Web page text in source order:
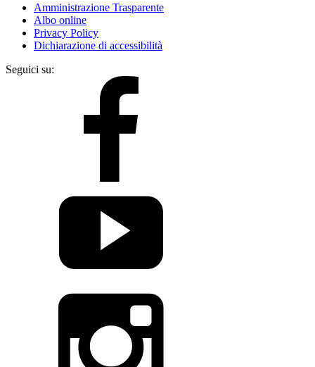
Amministrazione Trasparente
Albo online
Privacy Policy
Dichiarazione di accessibilità
Seguici su: